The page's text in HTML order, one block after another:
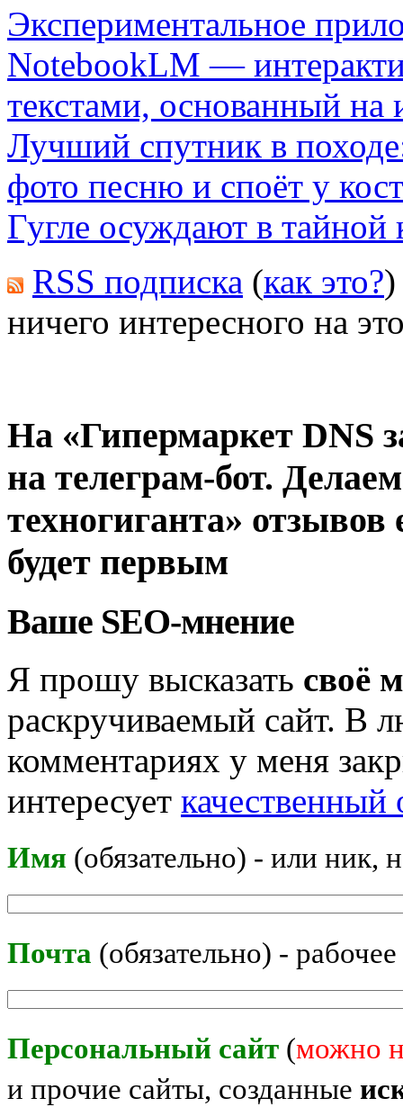
Экспериментальное
NotebookLM —
текстами, основанный на
Лучший спутник в
фото песню и споёт у
Гугле осуждают в тайной
RSS подписка (как это?)
ничего интересного на
На «Гипермаркет DNS
на телеграм-бот.
техногиганта»
будет первым
Ваше SEO-мнение
Я прошу высказать своё
раскручиваемый сайт. В
комментариях у меня
интересует
Имя (обязательно) - или ник,
Почта (обязательно) -
Персональный сайт (можно
и прочие сайты, созданные